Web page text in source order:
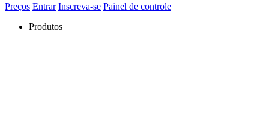
Preços Entrar Inscreva-se Painel de controle
Produtos